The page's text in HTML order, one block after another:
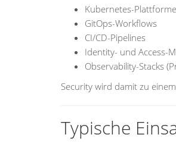
Kubernetes-
GitOps-Workflows
CI/CD-Pipelines
Identity- und Access-
Observability-Stacks
Security wird damit zu einem
Typische